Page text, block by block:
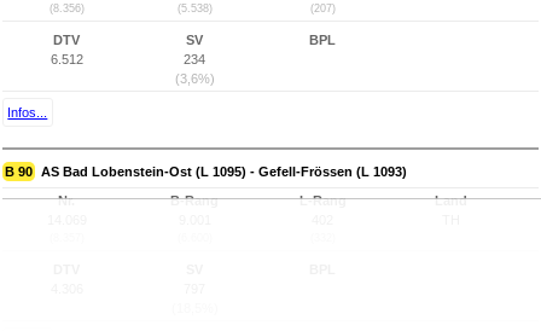
(8.356) (5.538) (207)
DTV
6.512
SV
234
(3,6%)
BPL
Infos...
B 90 AS Bad Lobenstein-Ost (L 1095) - Gefell-Frössen (L 1093)
Nr.
B-Rang
L-Rang
Land